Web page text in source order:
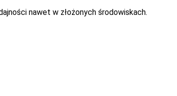
nawet w złożonych środowiskach.